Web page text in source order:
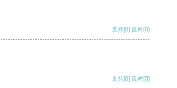
支持[0] 反对[0]
支持[0] 反对[0]